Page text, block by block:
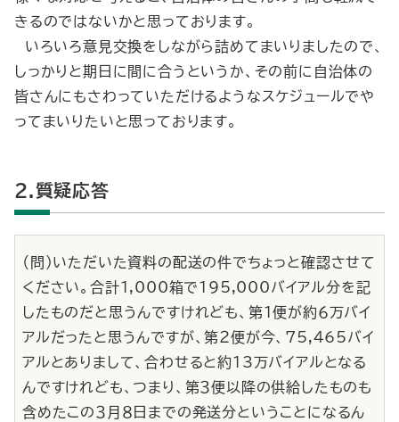
きるのではないかと思っております。
いろいろ意見交換をしながら詰めてまいりましたので、
しっかりと期日に間に合うというか、その前に自治体の
皆さんにもさわっていただけるようなスケジュールでや
ってまいりたいと思っております。
2.質疑応答
（問）いただいた資料の配送の件でちょっと確認させて
ください。合計1,000箱で195,000バイアル分を記
したものだと思うんですけれども、第１便が約６万バイ
アルだったと思うんですが、第２便が今、75,465バイ
アルとありまして、合わせると約13万バイアルとなる
んですけれども、つまり、第３便以降の供給したものも
含めたこの３月８日までの発送分ということになるん